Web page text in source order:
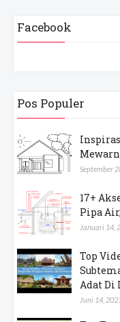
Facebook
Pos Populer
September
17+
Pipa
Januari 14,
Top
Adat Di
Juni 14,